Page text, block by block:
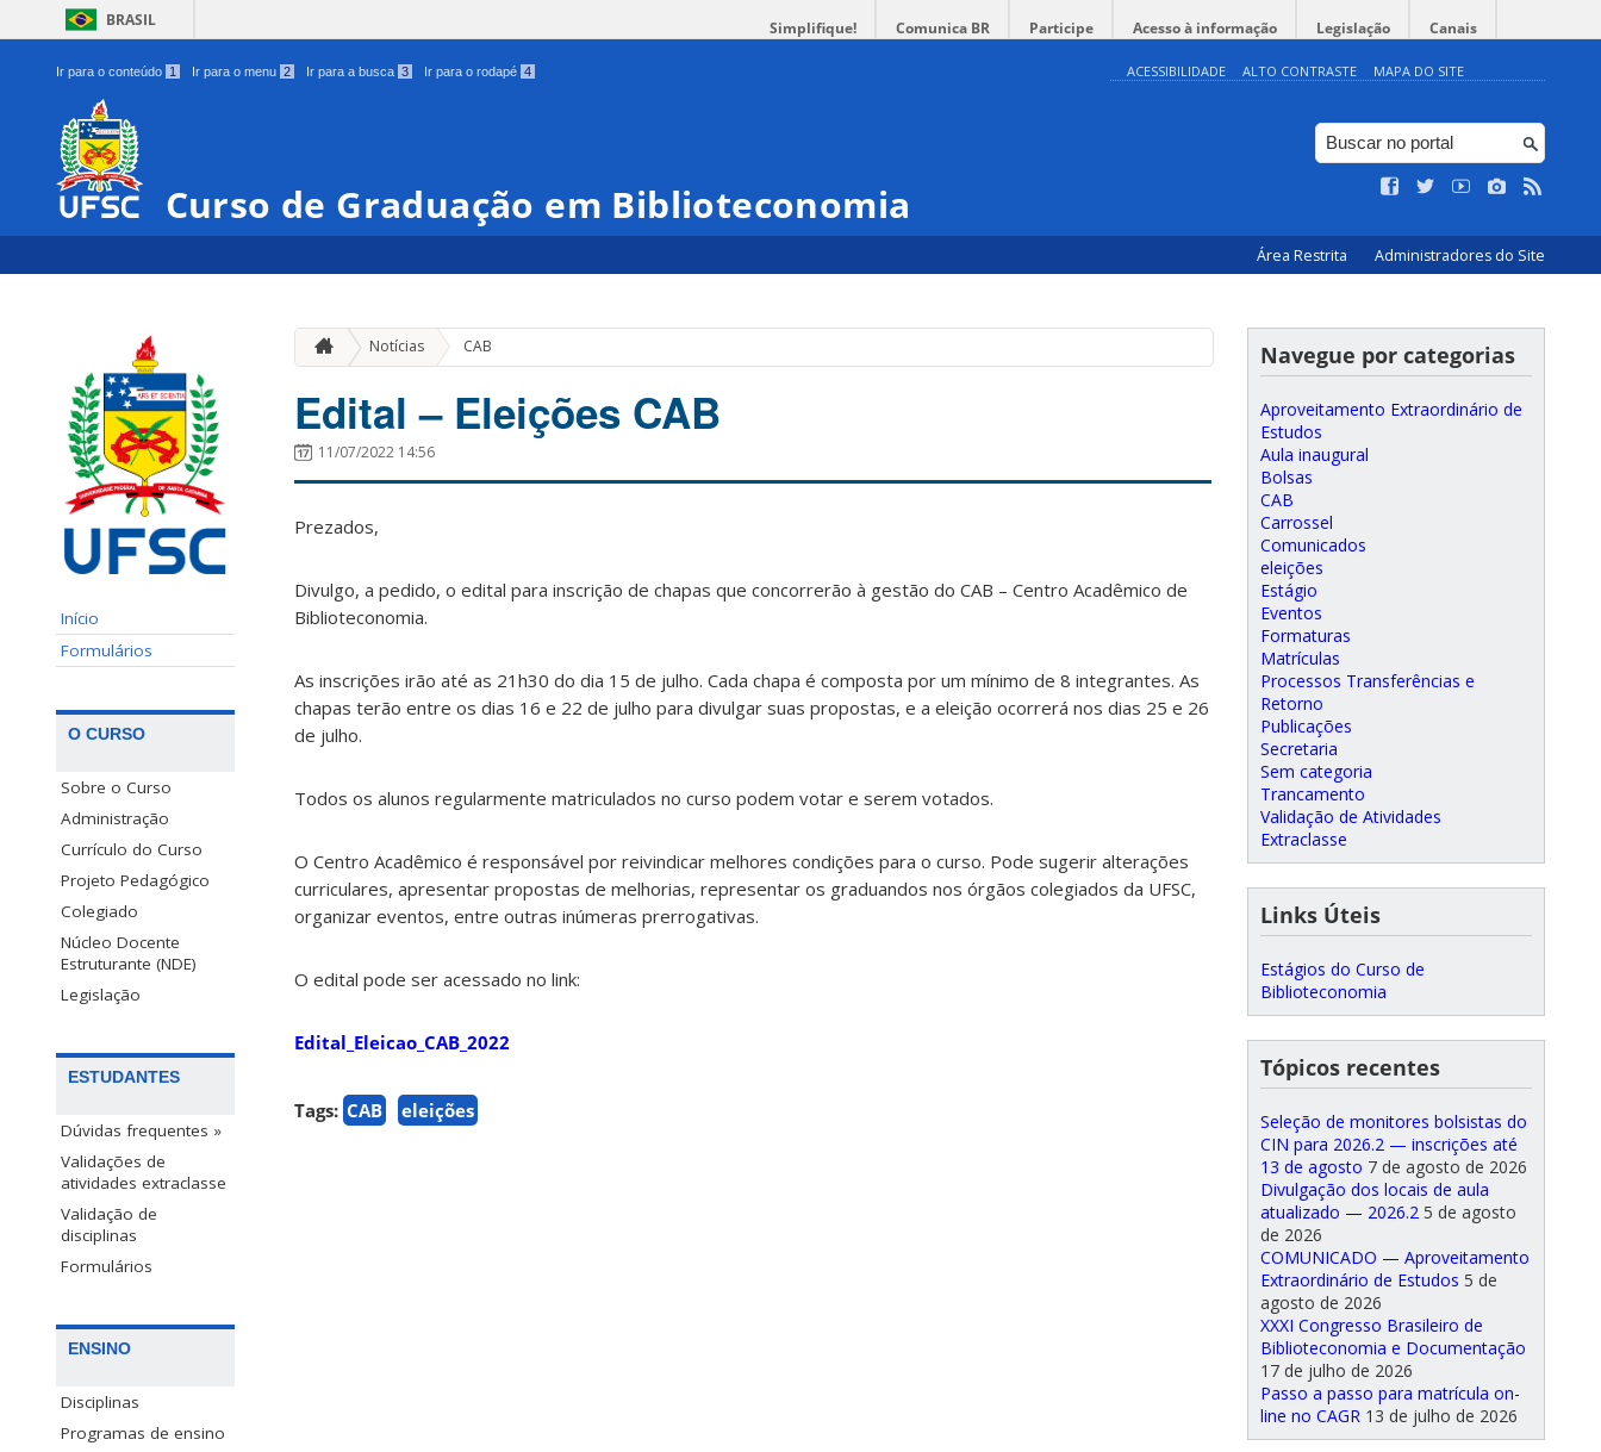
BRASIL Simplifique! Comunica BR Participe Acesso à informação Legislação Canais
Ir para o conteúdo 1 Ir para o menu 2 Ir para a busca 3 Ir para o rodapé 4 ACESSIBILIDADE ALTO CONTRASTE MAPA DO SITE
Curso de Graduação em Biblioteconomia
Área Restrita Administradores do Site
Início
Formulários
O CURSO
Sobre o Curso
Administração
Currículo do Curso
Projeto Pedagógico
Colegiado
Núcleo Docente
Estruturante (NDE)
Legislação
ESTUDANTES
Dúvidas frequentes »
Validações de
atividades extraclasse
Validação de
disciplinas
Formulários
ENSINO
Disciplinas
Programas de ensino
Notícias CAB
Edital – Eleições CAB
11/07/2022 14:56
Prezados,
Divulgo, a pedido, o edital para inscrição de chapas que concorrerão à gestão do CAB – Centro Acadêmico de
Biblioteconomia.
As inscrições irão até as 21h30 do dia 15 de julho. Cada chapa é composta por um mínimo de 8 integrantes. As
chapas terão entre os dias 16 e 22 de julho para divulgar suas propostas, e a eleição ocorrerá nos dias 25 e 26
de julho.
Todos os alunos regularmente matriculados no curso podem votar e serem votados.
O Centro Acadêmico é responsável por reivindicar melhores condições para o curso. Pode sugerir alterações
curriculares, apresentar propostas de melhorias, representar os graduandos nos órgãos colegiados da UFSC,
organizar eventos, entre outras inúmeras prerrogativas.
O edital pode ser acessado no link:
Edital_Eleicao_CAB_2022
Tags: CAB eleições
Navegue por categorias
Aproveitamento Extraordinário de
Estudos
Aula inaugural
Bolsas
CAB
Carrossel
Comunicados
eleições
Estágio
Eventos
Formaturas
Matrículas
Processos Transferências e
Retorno
Publicações
Secretaria
Sem categoria
Trancamento
Validação de Atividades
Extraclasse
Links Úteis
Estágios do Curso de
Biblioteconomia
Tópicos recentes
Seleção de monitores bolsistas do
CIN para 2026.2 — inscrições até
13 de agosto 7 de agosto de 2026
Divulgação dos locais de aula
atualizado — 2026.2 5 de agosto
de 2026
COMUNICADO — Aproveitamento
Extraordinário de Estudos 5 de
agosto de 2026
XXXI Congresso Brasileiro de
Biblioteconomia e Documentação
17 de julho de 2026
Passo a passo para matrícula on-
line no CAGR 13 de julho de 2026